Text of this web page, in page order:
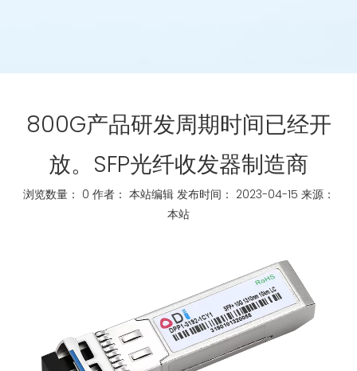
800G产品研发周期时间已经开
放。SFP光纤收发器制造商
浏览数量： 0 作者： 本站编辑 发布时间： 2023-04-15 来源：
本站